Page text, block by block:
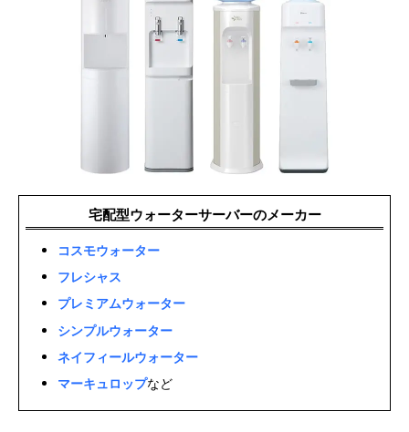
宅配型ウォーターサーバーのメーカー
コスモウォーター
フレシャス
プレミアムウォーター
シンプルウォーター
ネイフィールウォーター
マーキュロップなど